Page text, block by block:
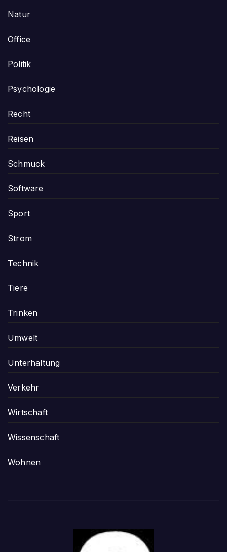
Natur
Office
Politik
Psychologie
Recht
Reisen
Schmuck
Software
Sport
Strom
Technik
Tiere
Trinken
Umwelt
Unterhaltung
Verkehr
Wirtschaft
Wissenschaft
Wohnen